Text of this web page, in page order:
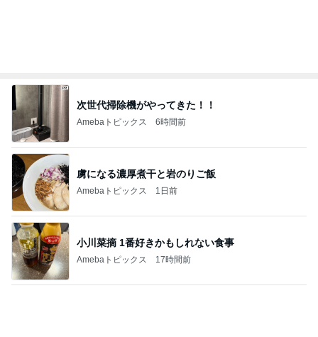
Amebaトピックス
記事を読む
彼への内緒が増えていく遠征問題
Amebaトピックス 2日前
丸亀の汁まで全部飲んだうどん
Amebaトピックス 17時間前